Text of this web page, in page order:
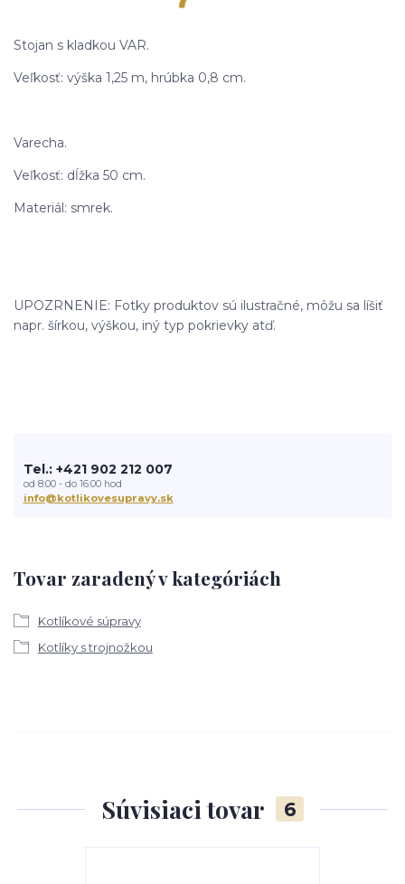
Stojan s kladkou VAR.
Veľkosť: výška 1,25 m, hrúbka 0,8 cm.
Varecha.
Veľkosť: dĺžka 50 cm.
Materiál: smrek.
UPOZRNENIE: Fotky produktov sú ilustračné, môžu sa líšiť
napr. šírkou, výškou, iný typ pokrievky atď.
Tovar zaradený v kategóriách
Kotlíkové súpravy
Kotlíky s trojnožkou
Tel.: +421 902 212 007
od 8:00 - do 16:00 hod
info@kotlikovesupravy.sk
Súvisiaci tovar 6